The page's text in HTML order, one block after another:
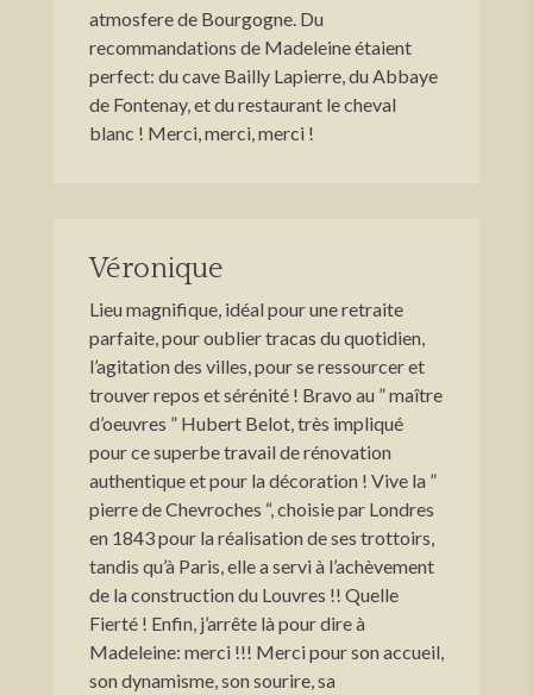
atmosfere de Bourgogne. Du
recommandations de Madeleine étaient
perfect: du cave Bailly Lapierre, du Abbaye
de Fontenay, et du restaurant le cheval
blanc ! Merci, merci, merci !
Véronique
Lieu magnifique, idéal pour une retraite
parfaite, pour oublier tracas du quotidien,
l’agitation des villes, pour se ressourcer et
trouver repos et sérénité ! Bravo au ” maître
d’oeuvres ” Hubert Belot, très impliqué
pour ce superbe travail de rénovation
authentique et pour la décoration ! Vive la ”
pierre de Chevroches “, choisie par Londres
en 1843 pour la réalisation de ses trottoirs,
tandis qu’à Paris, elle a servi à l’achèvement
de la construction du Louvres !! Quelle
Fierté ! Enfin, j’arrête là pour dire à
Madeleine: merci !!! Merci pour son accueil,
son dynamisme, son sourire, sa